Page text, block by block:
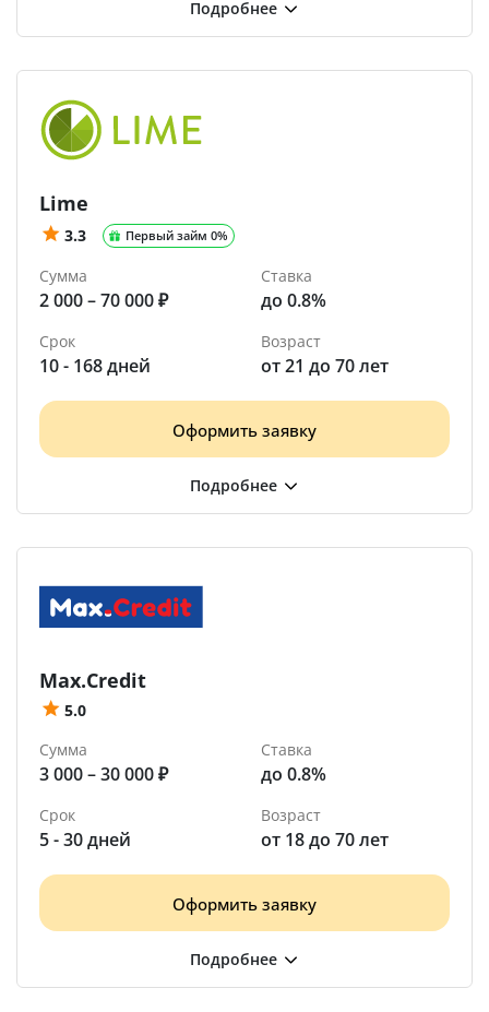
Lime
3.3 Первый займ 0%
Сумма
2 000 – 70 000 ₽
Ставка
до 0.8%
Срок
10 - 168 дней
Возраст
от 21 до 70 лет
Оформить заявку
Max.Credit
5.0
Сумма
3 000 – 30 000 ₽
Ставка
до 0.8%
Срок
5 - 30 дней
Возраст
от 18 до 70 лет
Оформить заявку